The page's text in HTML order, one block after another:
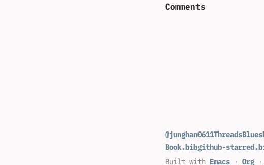
Comments
@junghan0611Threads
Book.bibgithub-
Built with Emacs · Org ·